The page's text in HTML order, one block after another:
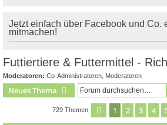
Jetzt einfach über Facebook und Co.
mitmachen!
Futtiertiere & Futtermittel -
Moderatoren: Co-Administratoren Moderatoren
Neues Thema
729 Themen Seite 1von 25
1 2 3 4